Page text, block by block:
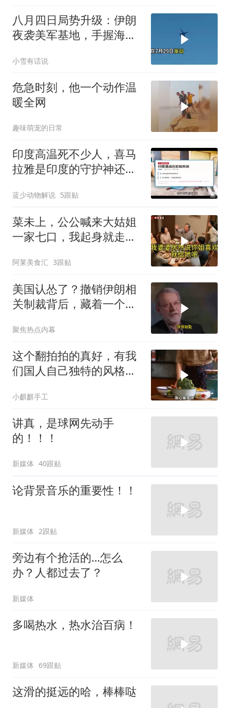
八月四日局势升级：伊朗
夜袭美军基地，手握海峡
小雪有话说
危急时刻，他一个动作温
暖全网
趣味萌宠的日常
印度高温死不少人，喜马
拉雅是印度的守护神还是
蓝少动物解说 5跟贴
菜未上，公公喊来大姑姐
一家七口，我起身就走，
阿莱美食汇 3跟贴
美国认怂了？撤销伊朗相
关制裁背后，藏着一个说
聚焦热点内幕
这个翻拍拍的真好，有我
们国人自己独特的风格魅
小麒麒手工
讲真，是球网先动手
的！！！
新媒体 40跟贴
论背景音乐的重要性！！
新媒体 2跟贴
旁边有个抢活的…怎么
办？人都过去了？
新媒体
多喝热水，热水治百病！
新媒体 69跟贴
这滑的挺远的哈，棒棒哒